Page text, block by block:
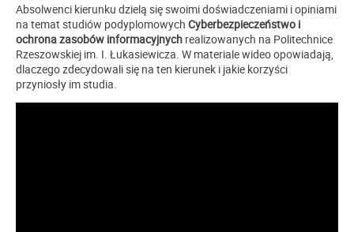
Absolwenci kierunku dzielą się swoimi doświadczeniami i opiniami
na temat studiów podyplomowych Cyberbezpieczeństwo i
ochrona zasobów informacyjnych realizowanych na Politechnice
Rzeszowskiej im. I. Łukasiewicza. W materiale wideo opowiadają,
dlaczego zdecydowali się na ten kierunek i jakie korzyści
przyniosły im studia.